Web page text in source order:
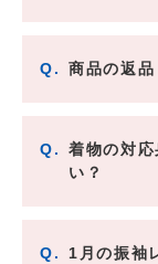
Q. 商品の返品
Q.
着物の対
い？
Q.
1月の振袖